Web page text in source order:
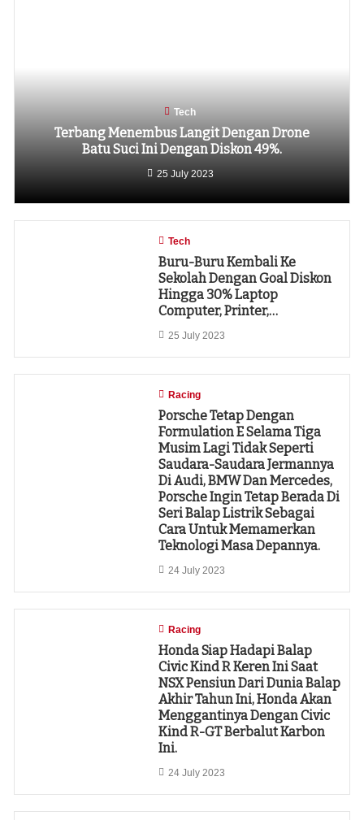
Tech
Terbang Menembus Langit Dengan Drone
Batu Suci Ini Dengan Diskon 49%.
25 July 2023
Tech
Buru-Buru Kembali Ke
Sekolah Dengan Goal Diskon
Hingga 30% Laptop
Computer, Printer,…
25 July 2023
Racing
Porsche Tetap Dengan
Formulation E Selama Tiga
Musim Lagi Tidak Seperti
Saudara-Saudara Jermannya
Di Audi, BMW Dan Mercedes,
Porsche Ingin Tetap Berada Di
Seri Balap Listrik Sebagai
Cara Untuk Memamerkan
Teknologi Masa Depannya.
24 July 2023
Racing
Honda Siap Hadapi Balap
Civic Kind R Keren Ini Saat
NSX Pensiun Dari Dunia Balap
Akhir Tahun Ini, Honda Akan
Menggantinya Dengan Civic
Kind R-GT Berbalut Karbon
Ini.
24 July 2023